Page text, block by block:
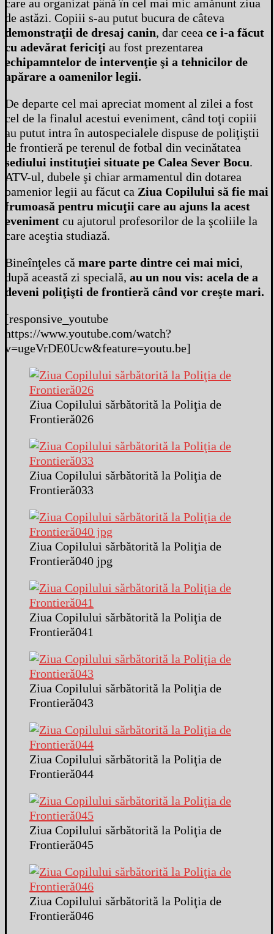
care au organizat până în cel mai mic amănunt ziua
de astăzi. Copiii s-au putut bucura de câteva
demonstraţii de dresaj canin, dar ceea ce i-a făcut
cu adevărat fericiţi au fost prezentarea
echipamntelor de intervenţie şi a tehnicilor de
apărare a oamenilor legii.
De departe cel mai apreciat moment al zilei a fost
cel de la finalul acestui eveniment, când toţi copiii
au putut intra în autospecialele dispuse de poliţiştii
de frontieră pe terenul de fotbal din vecinătatea
sediului instituţiei situate pe Calea Sever Bocu.
ATV-ul, dubele şi chiar armamentul din dotarea
oamenior legii au făcut ca Ziua Copilului să fie mai
frumoasă pentru micuţii care au ajuns la acest
eveniment cu ajutorul profesorilor de la şcoliile la
care aceştia studiază.
Bineînţeles că mare parte dintre cei mai mici,
după această zi specială, au un nou vis: acela de a
deveni poliţişti de frontieră când vor creşte mari.
[responsive_youtube
https://www.youtube.com/watch?
v=ugeVrDE0Ucw&feature=youtu.be]
Ziua Copilului sărbătorită la Poliţia de
Frontieră026
Ziua Copilului sărbătorită la Poliţia de
Frontieră033
Ziua Copilului sărbătorită la Poliţia de
Frontieră040 jpg
Ziua Copilului sărbătorită la Poliţia de
Frontieră041
Ziua Copilului sărbătorită la Poliţia de
Frontieră043
Ziua Copilului sărbătorită la Poliţia de
Frontieră044
Ziua Copilului sărbătorită la Poliţia de
Frontieră045
Ziua Copilului sărbătorită la Poliţia de
Frontieră046